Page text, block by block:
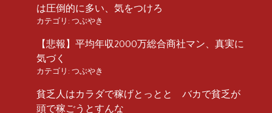
は圧倒的に多い、気をつけろ
カテゴリ: つぶやき
【悲報】平均年収2000万総合商社マン、真実に
気づく
カテゴリ: つぶやき
貧乏人はカラダで稼げとっとと バカで貧乏が
頭で稼ごうとすんな